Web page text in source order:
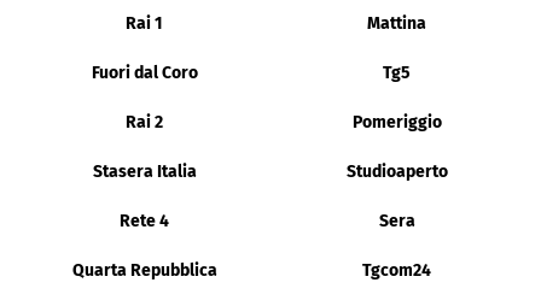
Rai 1 Mattina
Fuori dal Coro Tg5
Rai 2 Pomeriggio
Stasera Italia Studioaperto
Rete 4 Sera
Quarta Repubblica Tgcom24